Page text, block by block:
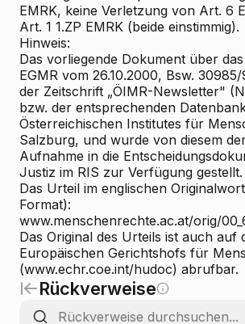
EMRK, keine Verletzung von Art. 6
Art. 1 1.ZP EMRK (beide einstimmig).
Hinweis:
Das vorliegende Dokument über
EGMR vom 26.10.2000, Bsw.
der Zeitschrift „ÖIMR-Newsletter"
bzw. der entsprechenden
Österreichischen Institutes für
Salzburg, und wurde von diesem
Aufnahme in die
Justiz im RIS zur Verfügung gestellt.
Das Urteil im englischen
Format):
www.menschenrechte.ac.at/orig/
Das Original des Urteils ist auch auf
Europäischen Gerichtshofs für
(www.echr.coe.int/hudoc) abrufbar.
Rückverweise